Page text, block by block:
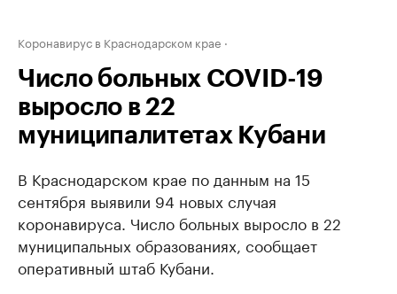
Коронавирус в Краснодарском крае
Число больных COVID-19
выросло в 22
муниципалитетах Кубани
В Краснодарском крае по данным на 15
сентября выявили 94 новых случая
коронавируса. Число больных выросло в 22
муниципальных образованиях, сообщает
оперативный штаб Кубани.